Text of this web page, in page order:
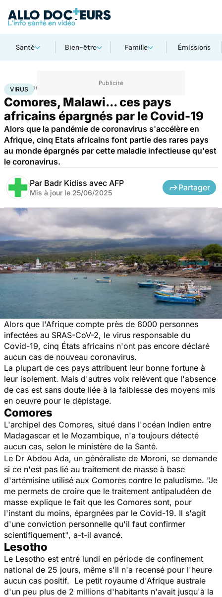
Santé Bien-être Famille Émissions
Accueil Santé Maladies infectieuses
VIRUS
Comores, Malawi... ces pays
africains épargnés par le Covid-19
Alors que la pandémie de coronavirus s'accélère en
Afrique, cinq Etats africains font partie des rares pays
au monde épargnés par cette maladie infectieuse qu'est
le coronavirus.
Par Badr Kidiss avec AFP
Mis à jour le 25/06/2025
Partager
Alors que l'Afrique compte près de 6000 personnes
infectées au SRAS-CoV-2, le virus responsable du
Covid-19, cinq États africains n'ont pas encore déclaré
aucun cas de nouveau coronavirus.
La plupart de ces pays attribuent leur bonne fortune à
leur isolement. Mais d'autres voix relèvent que l'absence
de cas est sans doute liée à la faiblesse des moyens mis
en oeuvre pour le dépistage.
Comores
L'archipel des Comores, situé dans l'océan Indien entre
Madagascar et le Mozambique, n'a toujours détecté
aucun cas, selon le ministère de la Santé.
Le Dr Abdou Ada, un généraliste de Moroni, se demande
si ce n'est pas lié au traitement de masse à base
d'artémisine utilisé aux Comores contre le paludisme. "Je
me permets de croire que le traitement antipaludéen de
masse explique le fait que les Comores sont, pour
l'instant du moins, épargnées par le Covid-19. Il s'agit
d'une conviction personnelle qu'il faut confirmer
scientifiquement", a-t-il avancé.
Lesotho
Le Lesotho est entré lundi en période de confinement
national de 25 jours, même s'il n'a recensé pour l'heure
aucun cas positif. Le petit royaume d'Afrique australe
d'un peu plus de 2 millions d'habitants n'avait jusqu'à la